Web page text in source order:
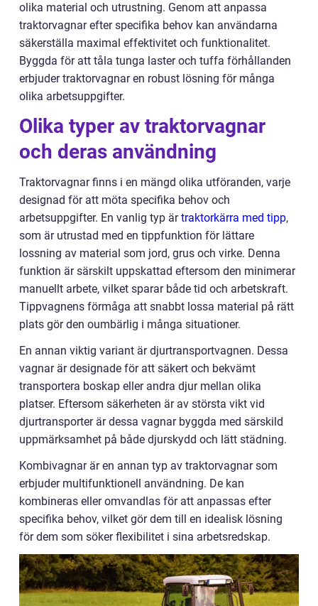
olika material och utrustning. Genom att anpassa
traktorvagnar efter specifika behov kan användarna
säkerställa maximal effektivitet och funktionalitet.
Byggda för att tåla tunga laster och tuffa förhållanden
erbjuder traktorvagnar en robust lösning för många
olika arbetsuppgifter.
Olika typer av traktorvagnar
och deras användning
Traktorvagnar finns i en mängd olika utföranden, varje
designad för att möta specifika behov och
arbetsuppgifter. En vanlig typ ärtraktorkärra med tipp,
som är utrustad med en tippfunktion för lättare
lossning av material som jord, grus och virke. Denna
funktion är särskilt uppskattad eftersom den minimerar
manuellt arbete, vilket sparar både tid och arbetskraft.
Tippvagnens förmåga att snabbt lossa material på rätt
plats gör den oumbärlig i många situationer.
En annan viktig variant är djurtransportvagnen. Dessa
vagnar är designade för att säkert och bekvämt
transportera boskap eller andra djur mellan olika
platser. Eftersom säkerheten är av största vikt vid
djurtransporter är dessa vagnar byggda med särskild
uppmärksamhet på både djurskydd och lätt städning.
Kombivagnar är en annan typ av traktorvagnar som
erbjuder multifunktionell användning. De kan
kombineras eller omvandlas för att anpassas efter
specifika behov, vilket gör dem till en idealisk lösning
för dem som söker flexibilitet i sina arbetsredskap.